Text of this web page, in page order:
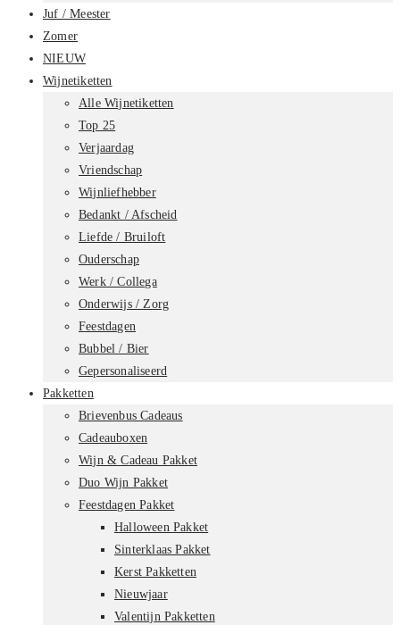
Juf / Meester
Zomer
NIEUW
Wijnetiketten
Alle Wijnetiketten
Top 25
Verjaardag
Vriendschap
Wijnliefhebber
Bedankt / Afscheid
Liefde / Bruiloft
Ouderschap
Werk / Collega
Onderwijs / Zorg
Feestdagen
Bubbel / Bier
Gepersonaliseerd
Pakketten
Brievenbus Cadeaus
Cadeauboxen
Wijn & Cadeau Pakket
Duo Wijn Pakket
Feestdagen Pakket
Halloween Pakket
Sinterklaas Pakket
Kerst Pakketten
Nieuwjaar
Valentijn Pakketten